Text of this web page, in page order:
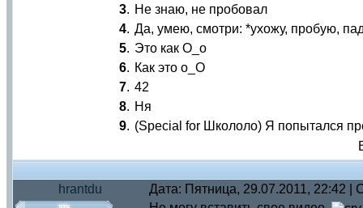
3. Не знаю, не пробовал
4. Да, умею, смотри: *ухожу, пробую,
5. Это как О_о
6. Как это о_О
7. 42
8. Ня
9. (Special for Школоло) Я попытался
hrantdu Дата: Пятница, 29.07.2011, 22:42